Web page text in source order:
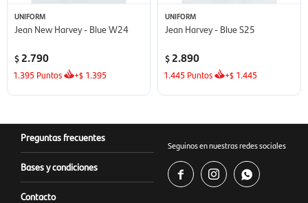
UNIFORM
Jean New Harvey - Blue W24
$ 2.790
1.395 Puntos +$ 1.395
UNIFORM
Jean Harvey - Blue S25
$ 2.890
1.445 Puntos +$ 1.445
Preguntas frecuentes
Bases y condiciones
Contacto
Seguinos en nuestras redes sociales
  